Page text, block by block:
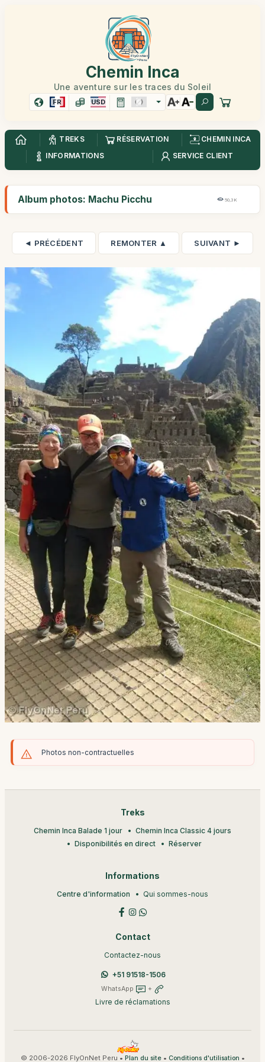
Chemin Inca
Une aventure sur les traces du Soleil
FR USD
TREKS RÉSERVATION
CHEMIN INCA
INFORMATIONS
SERVICE CLIENT
Album photos: Machu Picchu 50,3K
◄ PRÉCÉDENT REMONTER ▲ SUIVANT ►
Photos non-contractuelles
Treks
Chemin Inca Balade 1 jour
Chemin Inca Classic 4 jours
Disponibilités en direct
Réserver
Informations
Centre d'information Qui sommes-nous
Contact
Contactez-nous
+51 91518-1506
WhatsApp +
Livre de réclamations
© 2006-2026 FlyOnNet Peru • Plan du site• Conditions d'utilisation •